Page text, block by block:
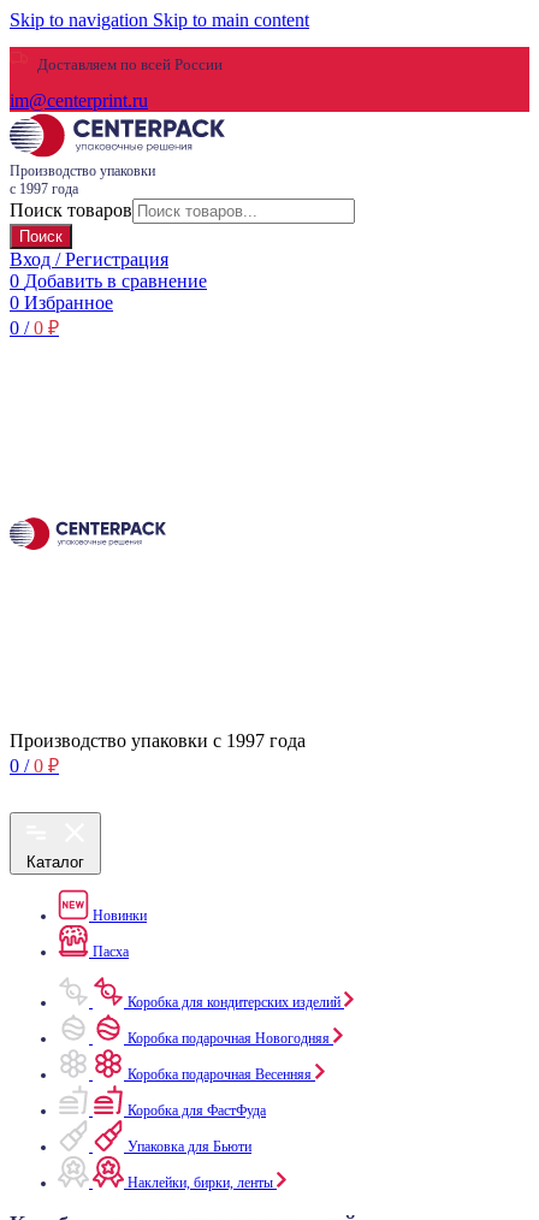
Skip to navigation Skip to main content
Доставляем по всей России
im@centerprint.ru
Производство упаковки
с 1997 года
Поиск товаров
Поиск
Вход / Регистрация
0 Добавить в сравнение
0 Избранное
0 / 0 ₽
Производство упаковки с 1997 года
0 / 0 ₽
Каталог
Новинки
Пасха
Коробка для кондитерских изделий
Коробка подарочная Новогодняя
Коробка подарочная Весенняя
Коробка для ФастФуда
Упаковка для Бьюти
Наклейки, бирки, ленты